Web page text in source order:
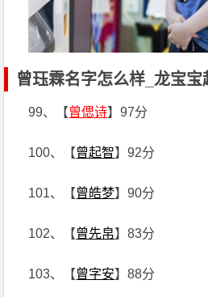
曾珏霖名字怎么样_龙宝宝
99、【曾偲诗】97分
100、【曾起智】92分
101、【曾皓梦】90分
102、【曾先帛】83分
103、【曾字安】88分